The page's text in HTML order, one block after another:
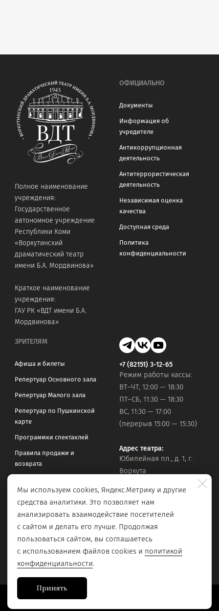
Полное наименование
учреждения:
Государственное
автономное учреждение
Республики Коми
«Воркутинский
драматический театр
имени Б.А. Мордвинова»
Краткое наименование
учреждения:
ГАУ РК «ВДТ имени Б.А.
Мордвинова»
ОФИЦИАЛЬНО
Документы
Информация об
учредителе
Антикоррупционная
деятельность
Антитеррористическая
деятельность
Независимая оценка
качества
Доступная среда
Политика
конфиденциальности
ЗРИТЕЛЯМ
Афиша и билеты
Репертуар Основного зала
Репертуар Малого зала
Репертуар по Пушкинской
карте
Программки спектаклей
Правила продажи и
возврата
Оставить обращение
+7 (82151) 3-12-65
Режим работы кассы:
ВТ–ЧТ, 12:00 — 18:30
ПТ–СБ, 11:30 — 18:30
ВС, 11:30 — 17:00
(перерыв 15:00 — 15:30)
Адрес театра:
Юбилейная пл., д. 1, г.
Воркута
Официальная почта:
vorkteatrdr@mail.ru
Мы используем cookies, Яндекс.Метрику и другие
средства аналитики. Это позволяет нам
анализировать взаимодействие посетителей
с сайтом и делать его лучше. Продолжая
пользоваться сайтом, вы соглашаетесь
с использованием файлов cookies и политикой
конфиденциальности.
Принять
Сайт разработан в